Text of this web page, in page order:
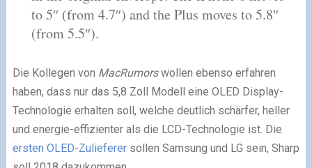
to 5″ (from 4.7″) and the Plus moves to 5.8″
(from 5.5″).
Die Kollegen von MacRumorswollen ebenso erfahren
haben, dass nur das 5,8 Zoll Modell eine OLED Display-
Technologie erhalten soll, welche deutlich schärfer, heller
und energie-effizienter als die LCD-Technologie ist. Die
ersten OLED-Zulieferersollen Samsung und LG sein, Sharp